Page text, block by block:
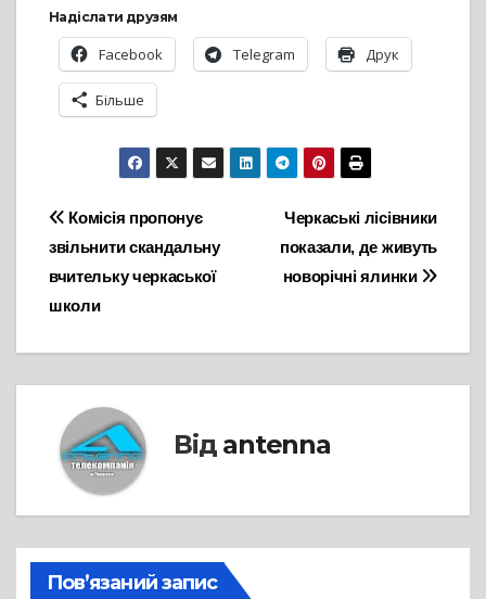
Надіслати друзям
Facebook Telegram Друк
Більше
Навігація
записів
Черкаські лісівники
показали, де живуть
новорічні ялинки
Комісія пропонує
звільнити скандальну
вчительку черкаської
школи
Від antenna
Пов’язаний запис